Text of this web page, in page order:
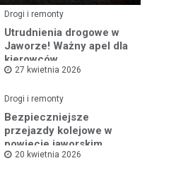
Drogi i remonty
Utrudnienia drogowe w
Jaworze! Ważny apel dla
kierowców
27 kwietnia 2026
Drogi i remonty
Bezpieczniejsze
przejazdy kolejowe w
powiecie jaworskim
20 kwietnia 2026